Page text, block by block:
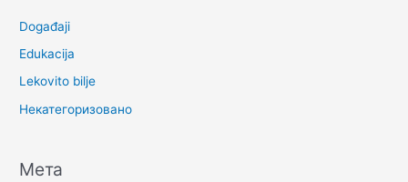
Događaji
Edukacija
Lekovito bilje
Некатегоризовано
Мета